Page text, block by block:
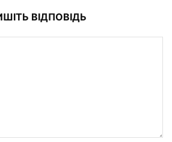
ВІДПОВІДЬ